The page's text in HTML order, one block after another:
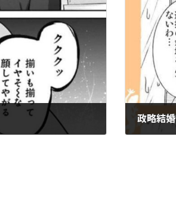
政略結婚